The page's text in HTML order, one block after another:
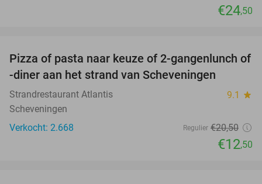
€24,50
39%
Pizza of pasta naar keuze of 2-gangenlunch of
-diner aan het strand van Scheveningen
Strandrestaurant Atlantis 9.1 star
Scheveningen
Verkocht: 2.668
Regulier €20,50
€12,50